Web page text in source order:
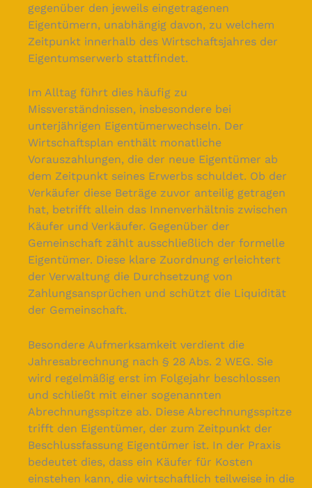
gegenüber den jeweils eingetragenen
Eigentümern, unabhängig davon, zu welchem
Zeitpunkt innerhalb des Wirtschaftsjahres der
Eigentumserwerb stattfindet.
Im Alltag führt dies häufig zu
Missverständnissen, insbesondere bei
unterjährigen Eigentümerwechseln. Der
Wirtschaftsplan enthält monatliche
Vorauszahlungen, die der neue Eigentümer ab
dem Zeitpunkt seines Erwerbs schuldet. Ob der
Verkäufer diese Beträge zuvor anteilig getragen
hat, betrifft allein das Innenverhältnis zwischen
Käufer und Verkäufer. Gegenüber der
Gemeinschaft zählt ausschließlich der formelle
Eigentümer. Diese klare Zuordnung erleichtert
der Verwaltung die Durchsetzung von
Zahlungsansprüchen und schützt die Liquidität
der Gemeinschaft.
Besondere Aufmerksamkeit verdient die
Jahresabrechnung nach § 28 Abs. 2 WEG. Sie
wird regelmäßig erst im Folgejahr beschlossen
und schließt mit einer sogenannten
Abrechnungsspitze ab. Diese Abrechnungsspitze
trifft den Eigentümer, der zum Zeitpunkt der
Beschlussfassung Eigentümer ist. In der Praxis
bedeutet dies, dass ein Käufer für Kosten
einstehen kann, die wirtschaftlich teilweise in die